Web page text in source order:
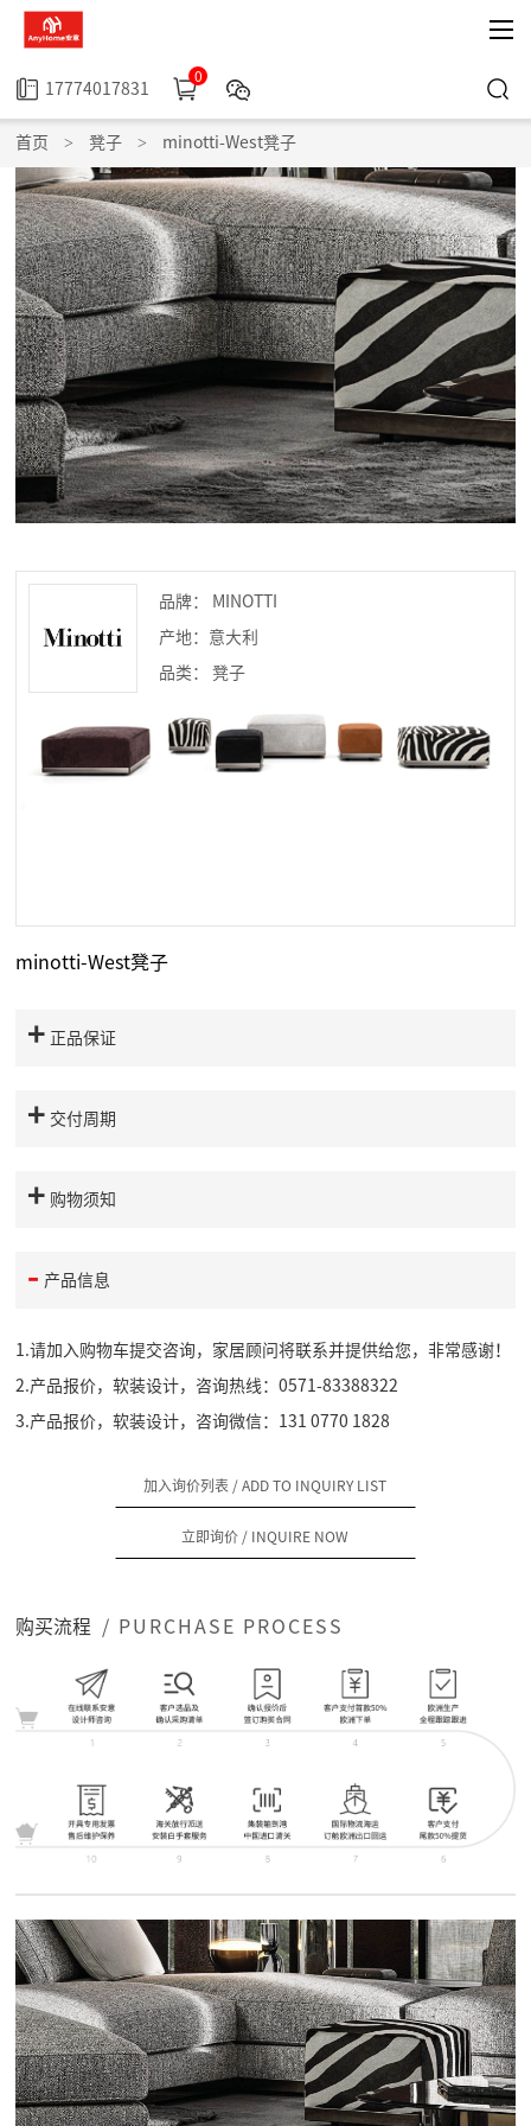
17774017831
0
首页 > 凳子 > minotti-West凳子
品牌： MINOTTI
产地：意大利
品类： 凳子
minotti-West凳子
正品保证
交付周期
购物须知
产品信息
1.请加入购物车提交咨询，家居顾问将联系并提供给您，非常感谢！
2.产品报价，软装设计，咨询热线：0571-83388322
3.产品报价，软装设计，咨询微信：131 0770 1828
加入询价列表 / ADD TO INQUIRY LIST
立即询价 / INQUIRE NOW
购买流程 / PURCHASE PROCESS